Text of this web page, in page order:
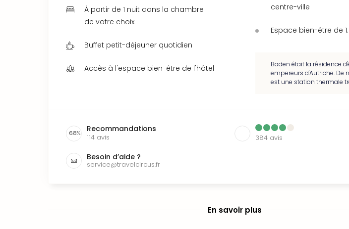
À partir de 1 nuit dans la chambre
de votre choix
Buffet petit-déjeuner quotidien
Accès à l'espace bien-être de l'hôtel
centre-ville
Espace bien-être de
Baden était la résidence
empereurs d'Autriche. De
est une station thermale
68% Recommandations
114 avis 384 avis
Besoin d’aide ?
service@travelcircus.fr
En savoir plus